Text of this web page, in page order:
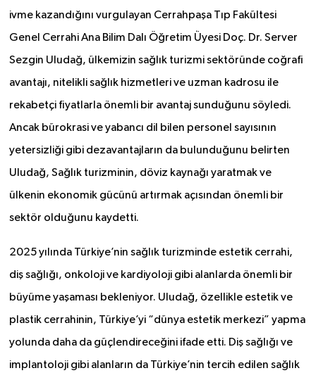
ivme kazandığını vurgulayan Cerrahpaşa Tıp Fakültesi
Genel Cerrahi Ana Bilim Dalı Öğretim Üyesi Doç. Dr. Server
Sezgin Uludağ, ülkemizin sağlık turizmi sektöründe coğrafi
avantajı, nitelikli sağlık hizmetleri ve uzman kadrosu ile
rekabetçi fiyatlarla önemli bir avantaj sunduğunu söyledi.
Ancak bürokrasi ve yabancı dil bilen personel sayısının
yetersizliği gibi dezavantajların da bulunduğunu belirten
Uludağ, Sağlık turizminin, döviz kaynağı yaratmak ve
ülkenin ekonomik gücünü artırmak açısından önemli bir
sektör olduğunu kaydetti.
2025 yılında Türkiye’nin sağlık turizminde estetik cerrahi,
diş sağlığı, onkoloji ve kardiyoloji gibi alanlarda önemli bir
büyüme yaşaması bekleniyor. Uludağ, özellikle estetik ve
plastik cerrahinin, Türkiye’yi “dünya estetik merkezi” yapma
yolunda daha da güçlendireceğini ifade etti. Diş sağlığı ve
implantoloji gibi alanların da Türkiye’nin tercih edilen sağlık